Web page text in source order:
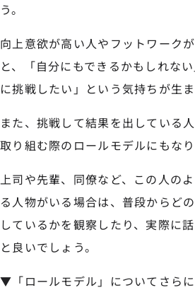
う。
向上意欲が高い人やフットワーク
と、「自分にもできるかもしれな
に挑戦したい」という気持ちが生
また、挑戦して結果を出している
取り組む際のロールモデルにもなり
上司や先輩、同僚など、この人の
る人物がいる場合は、普段からど
しているかを観察したり、実際に
と良いでしょう。
▼「ロールモデル」についてさらに